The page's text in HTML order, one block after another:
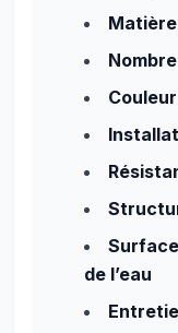
de l’eau